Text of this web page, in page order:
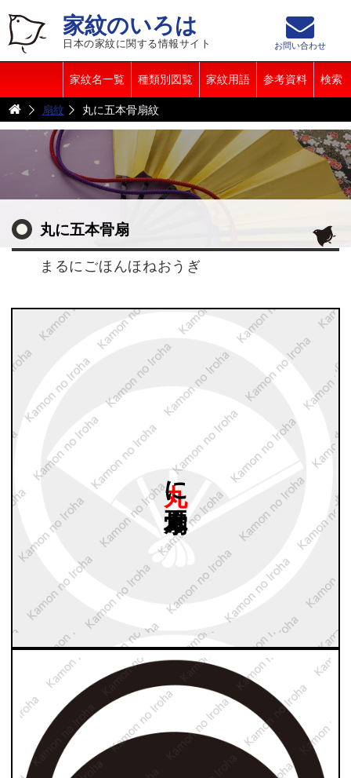
家紋のいろは
日本の家紋に関する情報サイト
家紋名一覧 種類別図覧 家紋用語 参考資料 検索
お問い合わせ
扇紋 丸に五本骨扇紋
丸に五本骨扇
まるにごほんほねおうぎ
五本骨扇